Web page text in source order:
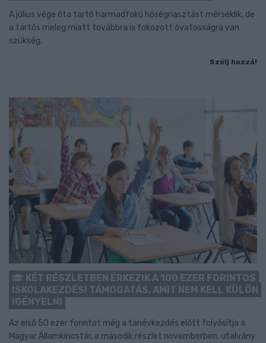
A július vége óta tartó harmadfokú hőségriasztást mérséklik, de
a tartós meleg miatt továbbra is fokozott óvatosságra van
szükség.
Szólj hozzá!
KÉT RÉSZLETBEN ÉRKEZIK A 100 EZER FORINTOS
ISKOLAKEZDÉSI TÁMOGATÁS, AMIT NEM KELL KÜLÖN
IGÉNYELNI
Az első 50 ezer forintot még a tanévkezdés előtt folyósítja a
Magyar Államkincstár, a második részlet novemberben, utalvány